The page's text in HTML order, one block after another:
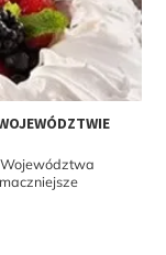
Województwa